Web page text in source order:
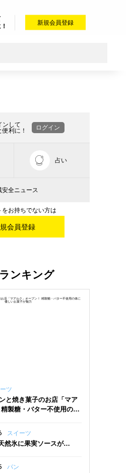
新規会員登録
ンして
便利に！
ログイン
占い
安全ニュース
をお持ちでない方は
会員登録
ンキング
ツ
と焼き菓子のお店「マア
製糖・バター不使用の体
スイーツ
然氷に果実ソースがた
オープン
パン